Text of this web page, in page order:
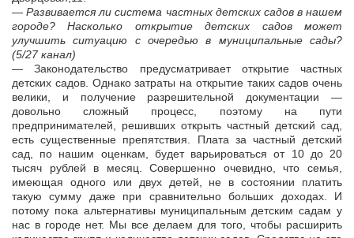
— Развивается ли система частных детских садов в нашем
городе? Насколько открытие детских садов может
улучшить ситуацию с очередью в муниципальные сады?
(5/27 канал)
— Законодательство предусматривает открытие частных
детских садов. Однако затраты на открытие таких садов очень
велики, и получение разрешительной документации —
довольно сложный процесс, поэтому на пути
предпринимателей, решивших открыть частный детский сад,
есть существенные препятствия. Плата за частный детский
сад, по нашим оценкам, будет варьироваться от 10 до 20
тысяч рублей в месяц. Совершенно очевидно, что семья,
имеющая одного или двух детей, не в состоянии платить
такую сумму даже при сравнительно больших доходах. И
потому пока альтернативы муниципальным детским садам у
нас в городе нет. Мы все делаем для того, чтобы расширить